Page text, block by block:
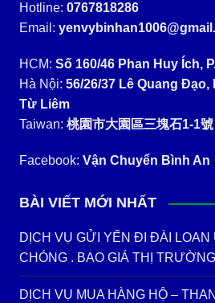
Hotline: 0767818286
Email:
HCM: Số 160/46 Phan Huy Ích,
Hà Nội: 56/26/37 Lê Quang Đạo,
Từ Liêm
Taiwan: 桃園市大園區三塊石1-1號
Facebook: Vận Chuyển Bình An
BÀI VIẾT MỚI NHẤT
DỊCH VỤ GỬI YẾN ĐI ĐÀI LOAN
CHÓNG . BAO GIÁ THỊ TRƯỜNG
DỊCH VỤ MUA HÀNG HỘ –